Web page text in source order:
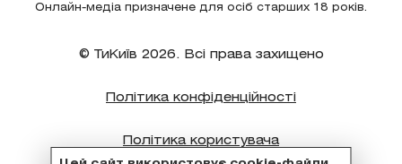
Онлайн-медіа призначене для осіб старших 18 років.
© ТиКиїв 2026. Всі права захищено
Політика конфіденційності
Політика користувача